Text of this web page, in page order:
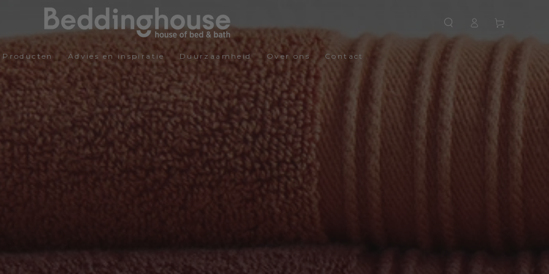
Producten Advies en inspiratie Duurzaamheid Over ons Contact
in
Winkelwagen